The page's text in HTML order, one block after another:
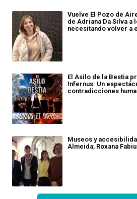
Vuelve El Pozo de
de Adriana Da Silva a
necesitando volver a
El Asilo de la Bestia
Infernus: Un
contradicciones
Museos y
Almeida, Roxana